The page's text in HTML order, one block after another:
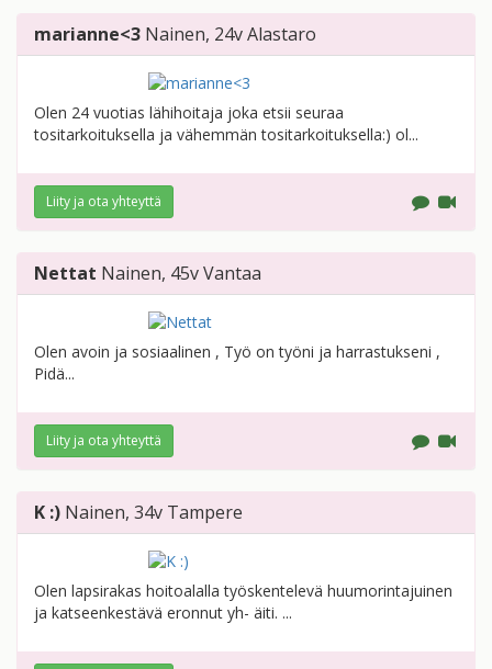
marianne<3 Nainen, 24vAlastaro
Olen 24 vuotias lähihoitaja joka etsii seuraa
tositarkoituksella ja vähemmän tositarkoituksella:) ol...
Liity ja ota yhteyttä
Nettat Nainen, 45vVantaa
Olen avoin ja sosiaalinen , Työ on työni ja harrastukseni ,
Pidä...
Liity ja ota yhteyttä
K :) Nainen, 34v Tampere
Olen lapsirakas hoitoalalla työskentelevä huumorintajuinen
ja katseenkestävä eronnut yh- äiti. ...